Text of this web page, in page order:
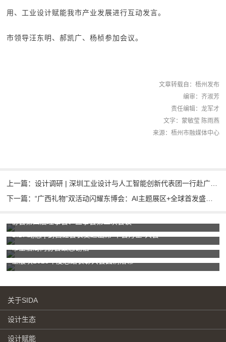
用、工业设计赋能我市产业发展进行互动发言。
市领导汪东明、郝凯广、杨桢参加会议。
文章转载自：梧州发布
编审：齐淑芳
责任编辑：龙军才
文字：蒙敏莹 陈雨燕
来源：梧州市融媒体中心
关于SIDA
设计生态
设计赋能